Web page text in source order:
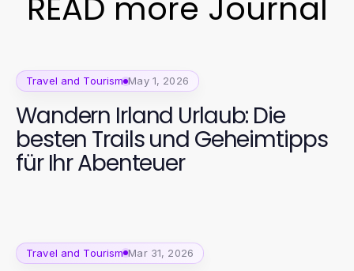
Travel and Tourism May 1, 2026
Wandern Irland Urlaub: Die
besten Trails und Geheimtipps
für Ihr Abenteuer
Travel and Tourism Mar 31, 2026